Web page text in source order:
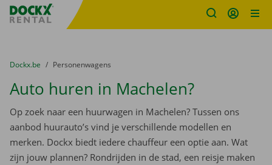
Fratello DEMO
U bevindt zich hier:
van
Dockx.be naar
Personenwagens
Auto huren in Machelen?
Op zoek naar een huurwagen in Machelen? Tussen ons
aanbod huurauto’s vind je verschillende modellen en
merken. Dockx biedt iedere chauffeur een optie aan. Wat
zijn jouw plannen? Rondrijden in de stad, een reisje maken